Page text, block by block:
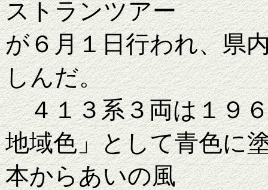
ストランツアー
が６月１日行われ、県
しんだ。
４１３系３両は１９６
地域色」として青色に
本からあいの風